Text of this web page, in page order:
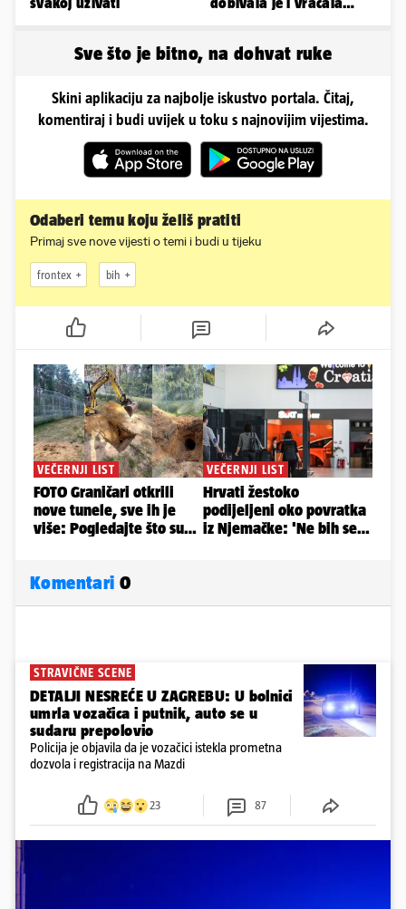
Sve što je bitno, na dohvat ruke
Skini aplikaciju za najbolje iskustvo portala. Čitaj,
komentiraj i budi uvijek u toku s najnovijim vijestima.
Odaberi temu koju želiš pratiti
Primaj sve nove vijesti o temi i budi u tijeku
frontex bih
Komentari 0
STRAVIČNE SCENE
DETALJI NESREĆE U ZAGREBU: U bolnici
umrla vozačica i putnik, auto se u
sudaru prepolovio
Policija je objavila da je vozačici istekla prometna
dozvola i registracija na Mazdi
23 87